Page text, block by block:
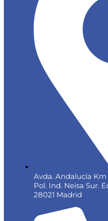
Avda. Andalucía Km
Pol. Ind. Neisa Sur.
28021 Madrid